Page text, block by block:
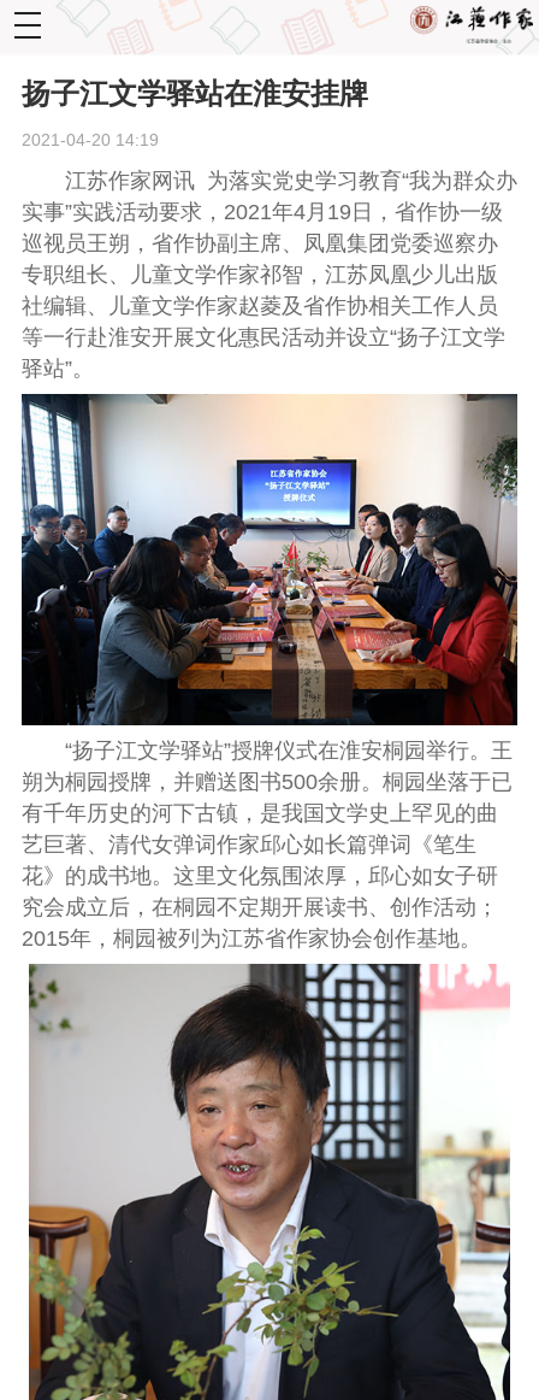
toggle
navigation
扬子江文学驿站在淮安挂牌
2021-04-20 14:19
江苏作家网讯 为落实党史学习教育“我为群众办
实事”实践活动要求， 2021年4月 19 日，省作协一级
巡视员王朔，省作协副主席、凤凰集团党委巡察办
专职组长、儿童文学作家祁智，江苏凤凰少儿出版
社编辑、儿童文学作家赵菱及省作协相关工作人员
等一行赴淮安开展文化惠民活动并设立“扬子江文学
驿站”。
“扬子江文学驿站”授牌仪式在淮安桐园举行。王
朔为桐园授牌，并赠送图书500余册。桐园坐落于已
有千年历史的河下古镇，是我国文学史上罕见的曲
艺巨著、清代女弹词作家邱心如长篇弹词《笔生
花》的成书地。这里文化氛围浓厚，邱心如女子研
究会成立后，在桐园不定期开展读书、创作活动；
2015年，桐园被列为江苏省作家协会创作基地。